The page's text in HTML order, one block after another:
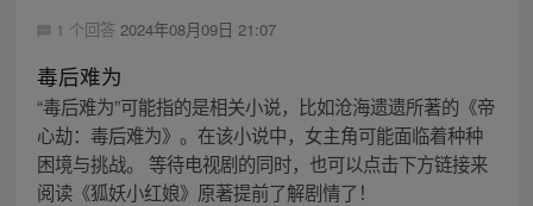
1 个回答 2024年08月09日 21:07
毒后难为
“毒后难为”可能指的是相关小说，比如沧海遗遗所著的《帝
心劫：毒后难为》。在该小说中，女主角可能面临着种种
困境与挑战。 等待电视剧的同时，也可以点击下方链接来
阅读《狐妖小红娘》原著提前了解剧情了！